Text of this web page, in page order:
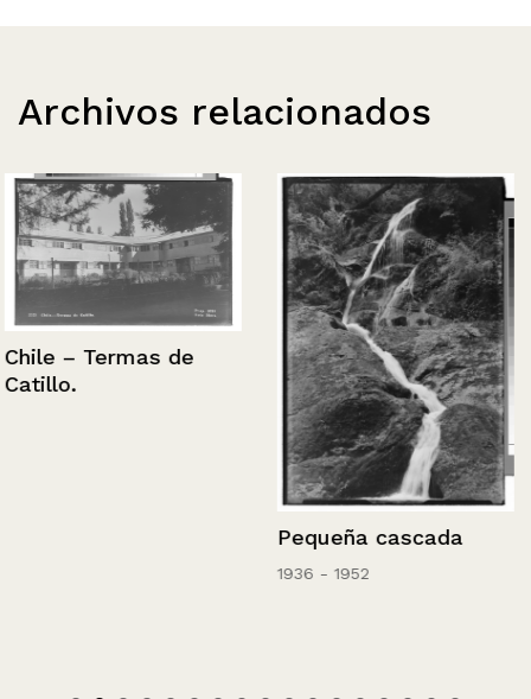
Archivos relacionados
Chile – Termas de
Catillo.
Pequeña cascada
1936 - 1952